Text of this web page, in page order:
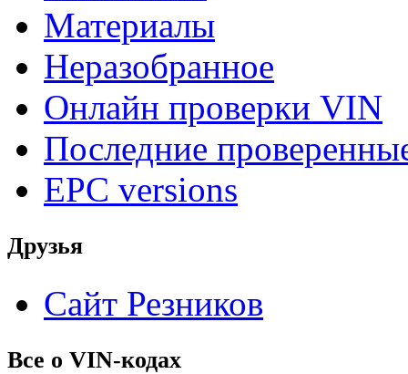
Материалы
Неразобранное
Онлайн проверки VIN
Последние
EPC versions
Друзья
Сайт Резников
Все о VIN-кодах